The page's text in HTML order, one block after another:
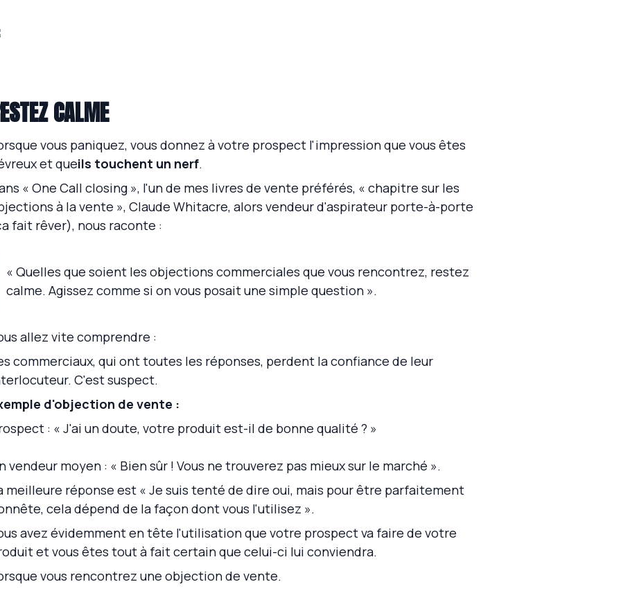
CALME
vous paniquez, vous donnez à votre prospect l'impression que vous êtes
et queils touchent un nerf.
« One Call closing », l'un de mes livres de vente préférés, « chapitre sur les
à la vente », Claude Whitacre, alors vendeur d'aspirateur porte-à-porte
fait rêver), nous raconte :
« Quelles que soient les objections commerciales que vous rencontrez, restez
calme. Agissez comme si on vous posait une simple question ».
allez vite comprendre :
commerciaux, qui ont toutes les réponses, perdent la confiance de leur
C'est suspect.
d'objection de vente :
: « J'ai un doute, votre produit est-il de bonne qualité ? »
vendeur moyen : « Bien sûr ! Vous ne trouverez pas mieux sur le marché ».
meilleure réponse est « Je suis tenté de dire oui, mais pour être parfaitement
cela dépend de la façon dont vous l'utilisez ».
avez évidemment en tête l'utilisation que votre prospect va faire de votre
et vous êtes tout à fait certain que celui-ci lui conviendra.
vous rencontrez une objection de vente.